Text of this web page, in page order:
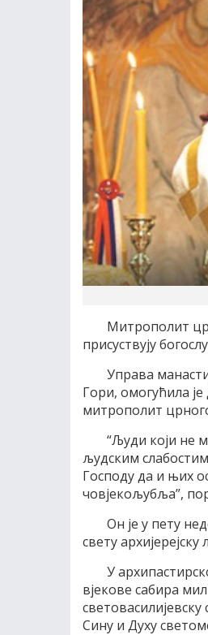
Митрополит
присуствују
Управа
Гори, омогућила је
митрополит
“Људи који не
људским
Господу да и њих
човјекољубља”,
Он је у пету
свету
У
вјекове сабира
Сину и Духу